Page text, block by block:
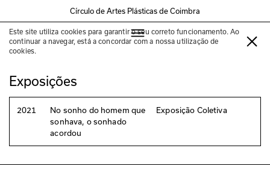
Círculo de Artes Plásticas de Coimbra
Este site utiliza cookies para garantir o seu correto funcionamento. Ao
continuar a navegar, está a concordar com a nossa utilização de
cookies.
Filipa Valente
Exposições
2021
No sonho do homem que
sonhava, o sonhado
acordou
Exposição Coletiva